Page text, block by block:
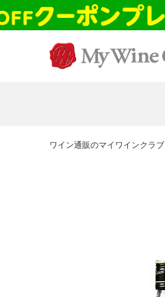
ワイン通販のマイワインクラブ